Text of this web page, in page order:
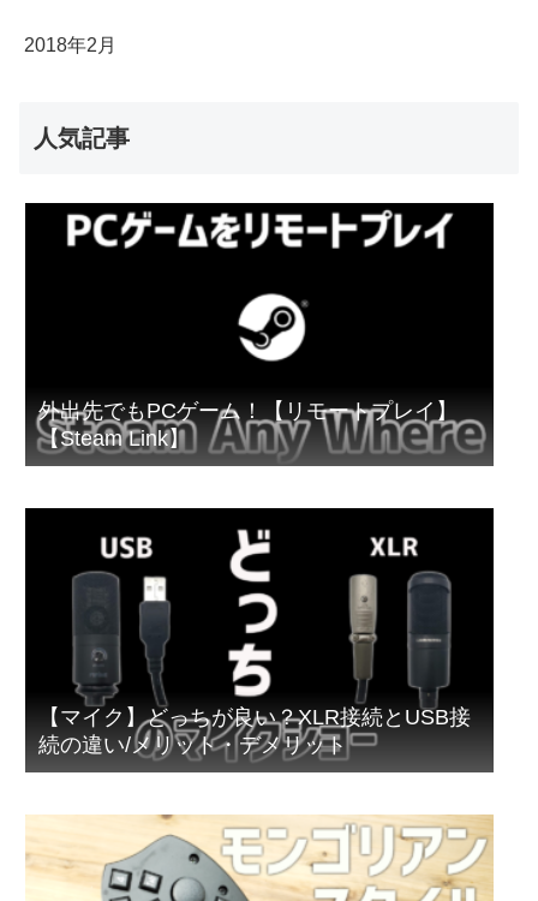
2018年2月
人気記事
外出先でもPCゲーム！【リモートプレイ】
【Steam Link】
【マイク】どっちが良い？XLR接続とUSB接
続の違い/メリット・デメリット